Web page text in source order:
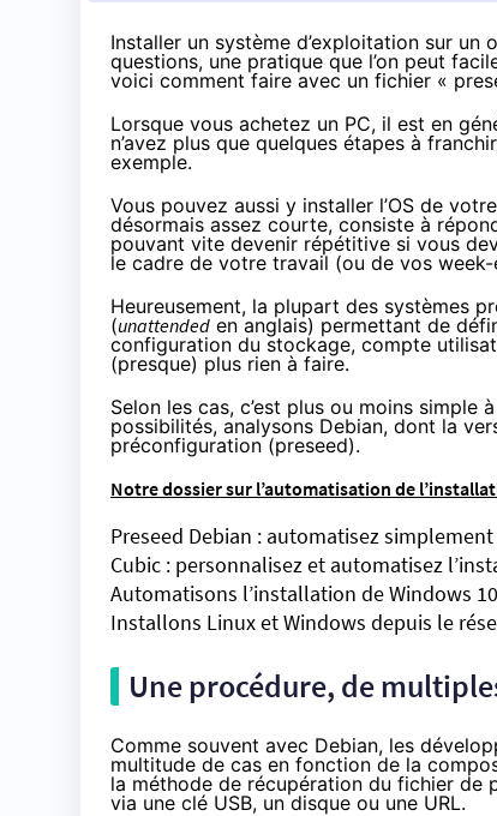
Installer un système d’exploitation sur
questions, une pratique que l’on peut
voici comment faire avec un fichier «
Lorsque vous achetez un PC, il est en
n’avez plus que quelques étapes à
exemple.
Vous pouvez aussi y installer l’OS de
désormais assez courte, consiste à
pouvant vite devenir répétitive si vous
le cadre de votre travail (ou de vos
Heureusement, la plupart des systèmes
(unattended en anglais) permettant de
configuration du stockage, compte
(presque) plus rien à faire.
Selon les cas, c’est plus ou moins
possibilités, analysons Debian, dont la
préconfiguration (preseed).
Notre dossier sur l’automatisation de
Preseed Debian : automatisez
Cubic : personnalisez et automatisez
Automatisons l’installation de Windows
Installons Linux et Windows depuis le
Une procédure, de
Comme souvent avec Debian, les
multitude de cas en fonction de la
la méthode de récupération du fichier de
via une clé USB, un disque ou une URL.